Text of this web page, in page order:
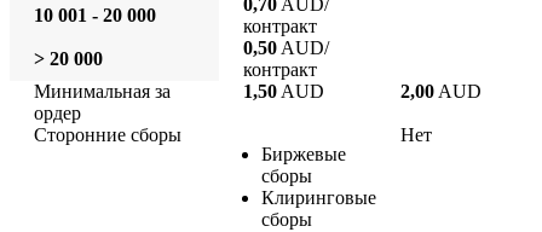
10 001 - 20 000
0,70 AUD/
контракт
> 20 000
0,50 AUD/
контракт
Минимальная за
ордер
1,50 AUD 2,00 AUD
Сторонние сборы
Биржевые
сборы
Клиринговые
сборы
Нет